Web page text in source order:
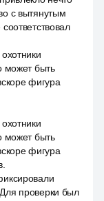
с вытянутым
может быть
фигура
может быть
фигура
проверки был